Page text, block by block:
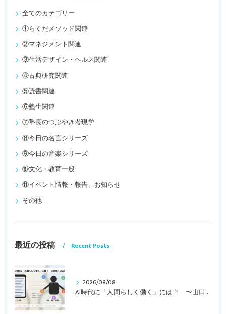
全てのカテゴリー
①らくだメソッド関連
②マネジメント関連
③生活デザイン・ヘルス関連
④古典研究関連
⑤読書関連
⑥塾生関連
⑦塾長のつぶやき考現学
⑧今日の名言シリーズ
⑨今日の音楽シリーズ
⑩文化・教育一般
⑪イベント情報・報告、お知らせ
その他
最近の投稿 Recent Posts
2026/08/08
AI時代に「人間らしく働く」には？ 〜山口周さんの対談動画・文字起こし（その２）〜